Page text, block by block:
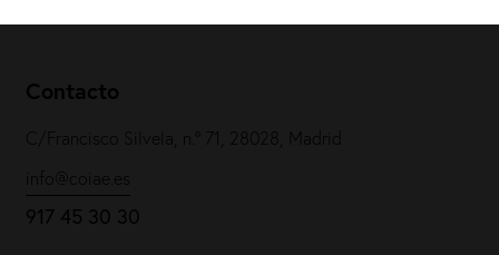
Contacto
C/Francisco Silvela, n.º 71, 28028, Madrid
info@coiae.es
917 45 30 30